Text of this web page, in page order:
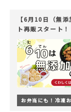
【6月10日（無
ト再販スタート！
お弁当にも！冷凍